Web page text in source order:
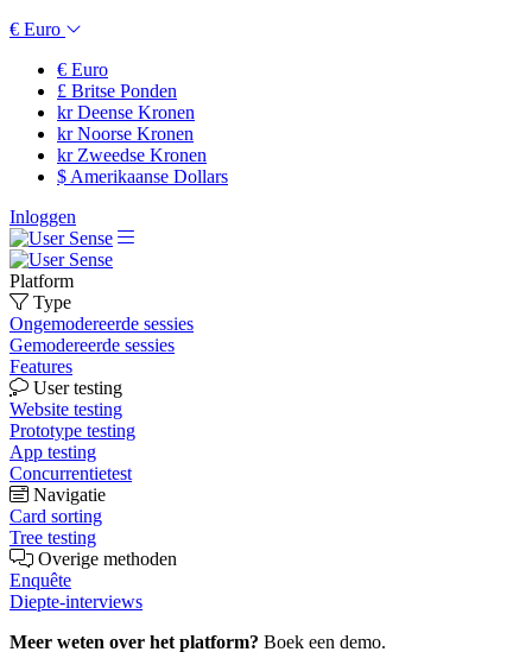
€ Euro
€ Euro
£ Britse Ponden
krDeense Kronen
krNoorse Kronen
krZweedse Kronen
$ Amerikaanse Dollars
Inloggen
Platform
Type
Ongemodereerde sessies
Gemodereerde sessies
Features
User testing
Website testing
Prototype testing
App testing
Concurrentietest
Navigatie
Card sorting
Tree testing
Overige methoden
Enquête
Diepte-interviews
Meer weten over het platform? Boek een demo.